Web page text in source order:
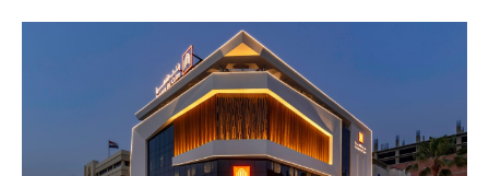
الحساب الجاري الدولاري